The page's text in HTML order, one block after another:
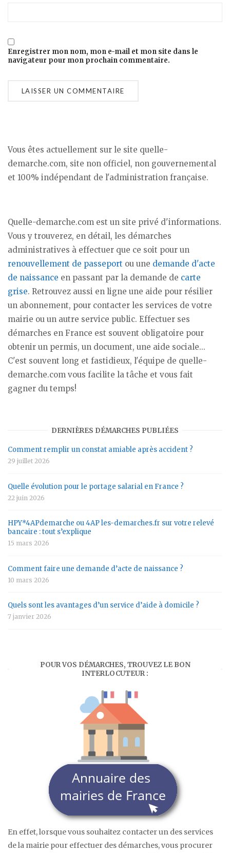
Enregistrer mon nom, mon e-mail et mon site dans le
navigateur pour mon prochain commentaire.
Vous êtes actuellement sur le site quelle-
demarche.com, site non officiel, non gouvernemental
et 100% indépendant de l'administration française.
Quelle-demarche.com est un site privé d'informations.
Vous y trouverez, en détail, les démarches
administratives à effectuer que ce soit pour un
renouvellement de passeport ou une demande d'acte
de naissance en passant par la demande de carte
grise. Retrouvez aussi en ligne une aide pour résilier
un abonnement, pour contacter les services de votre
mairie ou un autre service public. Effectuer ses
démarches en France est souvent obligatoire pour
obtenir un permis, un document, une aide sociale...
C'est souvent long et fastidieux, l'équipe de quelle-
demarche.com vous facilite la tâche et vous fait
gagner du temps!
DERNIÈRES DÉMARCHES PUBLIÉES
Comment remplir un constat amiable après accident ?
29 juillet 2026
Quelle évolution pour le portage salarial en France ?
22 juin 2026
HPY*4APdemarche ou 4AP les-demarches.fr sur votre relevé
bancaire : tout s’explique
15 mars 2026
Comment faire une demande d’acte de naissance ?
10 mars 2026
Quels sont les avantages d’un service d’aide à domicile ?
7 janvier 2026
POUR VOS DÉMARCHES, TROUVEZ LE BON
INTERLOCUTEUR :
En effet, lorsque vous souhaitez contacter un des services
de la mairie pour effectuer des démarches, vous procurer